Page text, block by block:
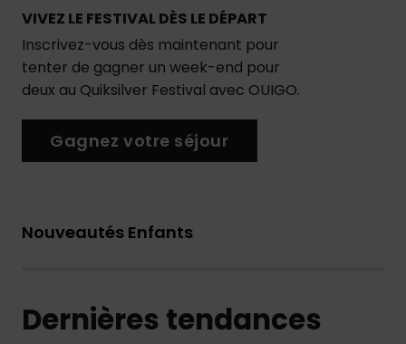
VIVEZ LE FESTIVAL DÈS LE DÉPART
Inscrivez-vous dès maintenant pour
tenter de gagner un week-end pour
deux au Quiksilver Festival avec OUIGO.
Gagnez votre séjour
Nouveautés Enfants
Dernières tendances